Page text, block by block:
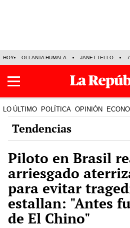
HOY OLLANTA HUMALA JANET TELLO
LO ÚLTIMO POLÍTICA OPINIÓN
Tendencias
Piloto en Brasil
arriesgado
para evitar
estallan: "Antes
de El Chino"